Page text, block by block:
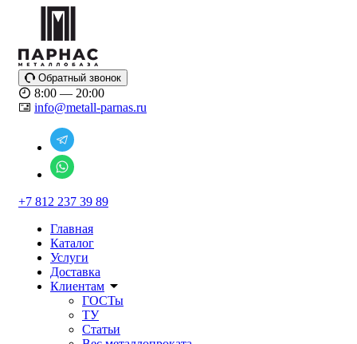
Обратный звонок
8:00 — 20:00
info@metall-parnas.ru
+7 812 237 39 89
Главная
Каталог
Услуги
Доставка
Клиентам
ГОСТы
ТУ
Статьи